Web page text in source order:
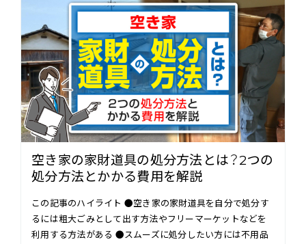
空き家の家財道具の処分方法とは？2つの
処分方法とかかる費用を解説
この記事のハイライト ●空き家の家財道具を自分で処分す
るには粗大ごみとして出す方法やフリーマーケットなどを
利用する方法がある ●スムーズに処分したい方には不用品